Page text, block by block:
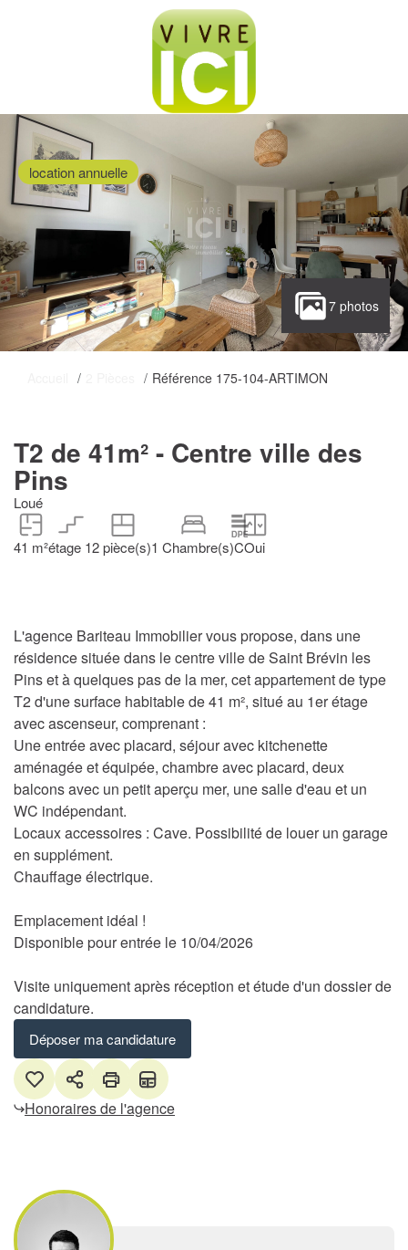
location annuelle
7 photos
Référence 175-104-ARTIMON
T2 de 41m² - Centre ville des
Pins
Loué
41 m²étage 12 pièce(s)1 Chambre(s)COui
L'agence Bariteau Immobilier vous propose, dans une
résidence située dans le centre ville de Saint Brévin les
Pins et à quelques pas de la mer, cet appartement de type
T2 d'une surface habitable de 41 m², situé au 1er étage
avec ascenseur, comprenant :
Une entrée avec placard, séjour avec kitchenette
aménagée et équipée, chambre avec placard, deux
balcons avec un petit aperçu mer, une salle d'eau et un
WC indépendant.
Locaux accessoires : Cave. Possibilité de louer un garage
en supplément.
Chauffage électrique.
Emplacement idéal !
Disponible pour entrée le 10/04/2026
Visite uniquement après réception et étude d'un dossier de
candidature.
Déposer ma candidature
Honoraires de l'agence